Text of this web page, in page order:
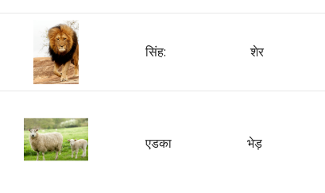
सिंह: शेर
एडका भेड़